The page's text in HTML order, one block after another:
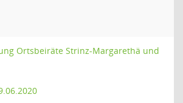
Ortsbeiräte Strinz-Margarethä und